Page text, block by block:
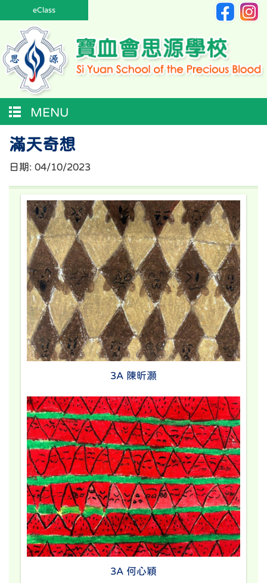
eClass
MENU
滿天奇想
日期: 04/10/2023
3A 陳昕灝
3A 何心穎